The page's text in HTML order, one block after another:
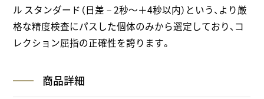
ル スタンダード（日差－2秒～＋4秒以内）という、より厳
格な精度検査にパスした個体のみから選定しており、コ
レクション屈指の正確性を誇ります。
商品詳細